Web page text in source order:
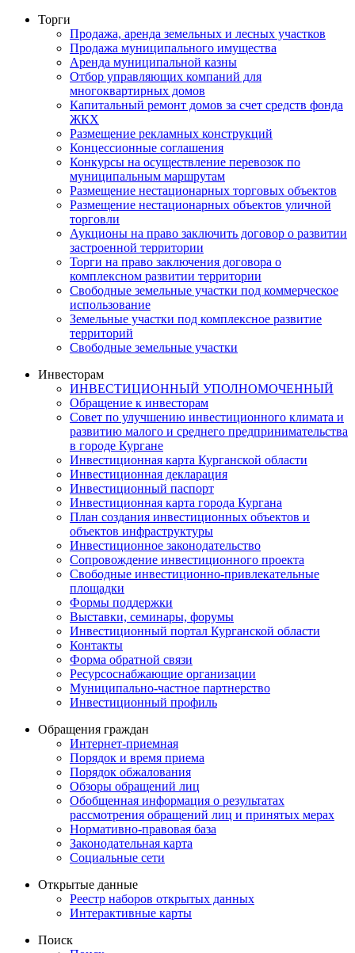
Торги
Продажа, аренда земельных и лесных участков
Продажа муниципального имущества
Аренда муниципальной казны
Отбор управляющих компаний для
многоквартирных домов
Капитальный ремонт домов за счет средств фонда
ЖКХ
Размещение рекламных конструкций
Концессионные соглашения
Конкурсы на осуществление перевозок по
муниципальным маршрутам
Размещение нестационарных торговых объектов
Размещение нестационарных объектов уличной
торговли
Аукционы на право заключить договор о развитии
застроенной территории
Торги на право заключения договора о
комплексном развитии территории
Свободные земельные участки под коммерческое
использование
Земельные участки под комплексное развитие
территорий
Свободные земельные участки
Инвесторам
ИНВЕСТИЦИОННЫЙ УПОЛНОМОЧЕННЫЙ
Обращение к инвесторам
Совет по улучшению инвестиционного климата и
развитию малого и среднего предпринимательства
в городе Кургане
Инвестиционная карта Курганской области
Инвестиционная декларация
Инвестиционный паспорт
Инвестиционная карта города Кургана
План создания инвестиционных объектов и
объектов инфраструктуры
Инвестиционное законодательство
Сопровождение инвестиционного проекта
Свободные инвестиционно-привлекательные
площадки
Формы поддержки
Выставки, семинары, форумы
Инвестиционный портал Курганской области
Контакты
Форма обратной связи
Ресурсоснабжающие организации
Муниципально-частное партнерство
Инвестиционный профиль
Обращения граждан
Интернет-приемная
Порядок и время приема
Порядок обжалования
Обзоры обращений лиц
Обобщенная информация о результатах
рассмотрения обращений лиц и принятых мерах
Нормативно-правовая база
Законодательная карта
Социальные сети
Открытые данные
Реестр наборов открытых данных
Интерактивные карты
Поиск